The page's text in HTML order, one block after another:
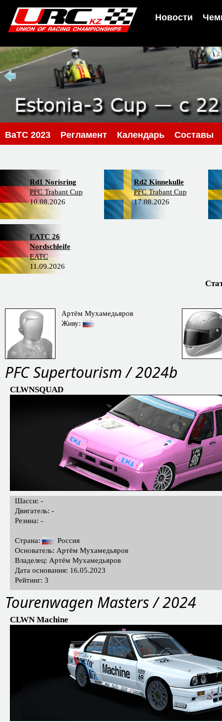
Новости
BaTC 2023 Регламент Календарь Составы
Rd1 Norisring
PFC Trabant Cup
10.08.2026
Rd2 Kinnekulle
PFC Trabant Cup
17.08.2026
EATC 26
Nordschleife
EATC
11.09.2026
Артём Мухамедьяров
Живу:
PFC Supertourism / 2024b
CLWNSQUAD
Шасси: -
Двигатель: -
Резина: -
Страна:
Россия
Основатель: Артём Мухамедьяров
Владелец: Артём Мухамедьяров
Дата основания: 16.05.2023
Рейтинг: 3
Tourenwagen Masters / 2024
CLWN Machine